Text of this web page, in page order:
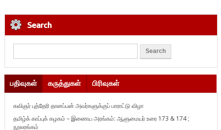
Search
பதிவுகள் கருத்துகள் பிரிவுகள்
கவிஞர் புத்தேரி தானப்பன் அவர்களுக்குப் பாராட்டு விழா
தமிழ்க் காப்புக் கழகம் – இணைய அரங்கம்: ஆளுமையர் உரை 173 & 174 ;
நூலரங்கம்